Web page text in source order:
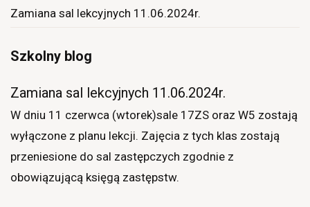
Zamiana sal lekcyjnych 11.06.2024r.
Szkolny blog
Zamiana sal lekcyjnych 11.06.2024r.
W dniu 11 czerwca (wtorek)sale 17ZS oraz W5 zostają
wyłączone z planu lekcji. Zajęcia z tych klas zostają
przeniesione do sal zastępczych zgodnie z
obowiązującą księgą zastępstw.